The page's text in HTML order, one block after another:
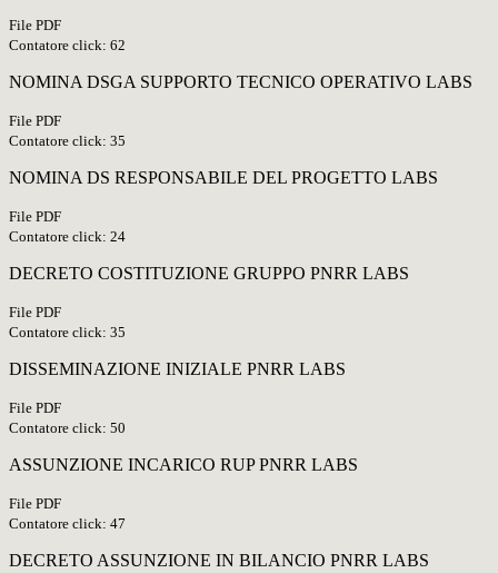
File PDF
Contatore click: 62
NOMINA DSGA SUPPORTO TECNICO OPERATIVO LABS
File PDF
Contatore click: 35
NOMINA DS RESPONSABILE DEL PROGETTO LABS
File PDF
Contatore click: 24
DECRETO COSTITUZIONE GRUPPO PNRR LABS
File PDF
Contatore click: 35
DISSEMINAZIONE INIZIALE PNRR LABS
File PDF
Contatore click: 50
ASSUNZIONE INCARICO RUP PNRR LABS
File PDF
Contatore click: 47
DECRETO ASSUNZIONE IN BILANCIO PNRR LABS